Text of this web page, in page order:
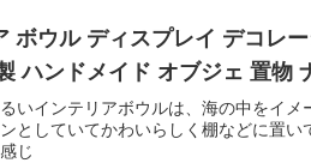
ボウル ディスプレイ デコレ
ハンドメイド オブジェ 置物
いインテリアボウルは、海の中をイメ
としていてかわいらしく棚などに置い
じ